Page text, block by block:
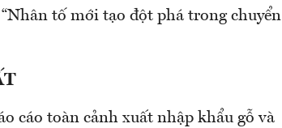
tố mới tạo đột phá trong chuyển
cáo toàn cảnh xuất nhập khẩu gỗ và